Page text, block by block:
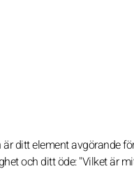
ditt element avgörande
och ditt öde: "Vilket är